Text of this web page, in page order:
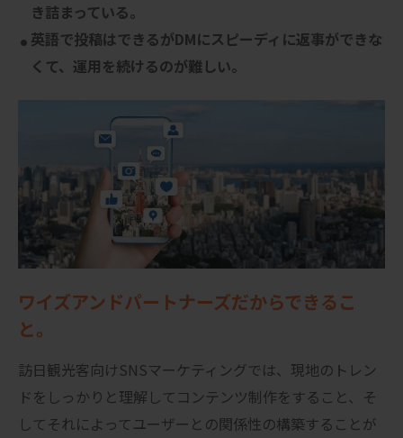
き詰まっている。
英語で投稿はできるがDMにスピーディに返事ができな
くて、運用を続けるのが難しい。
ワイズアンドパートナーズだからできるこ
と。
訪日観光客向けSNSマーケティングでは、現地のトレン
ドをしっかりと理解してコンテンツ制作をすること、そ
してそれによってユーザーとの関係性の構築することが